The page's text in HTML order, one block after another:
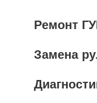
Ремонт
Замена